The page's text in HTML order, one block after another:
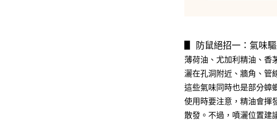
▋ 防鼠絕招一：氣味
薄荷油、尤加利精油、香
灑在孔洞附近、牆角、管
這些氣味同時也是部分蟑
使用時要注意，精油會揮
散發。不過，噴灑位置建